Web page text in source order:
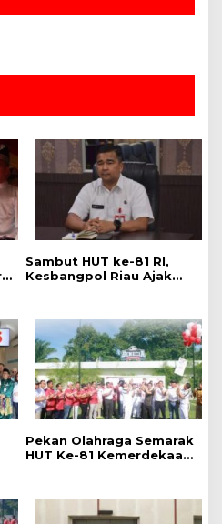
Sambut HUT ke-81 RI,
Kesbangpol Riau Ajak
Pekan Olahraga Semarak
HUT Ke-81 Kemerdekaan
Pegawai